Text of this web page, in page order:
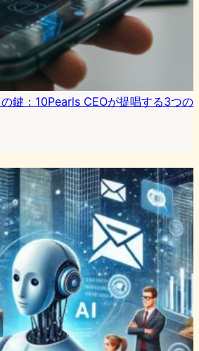
鍵：10Pearls CEOが提唱する3つの